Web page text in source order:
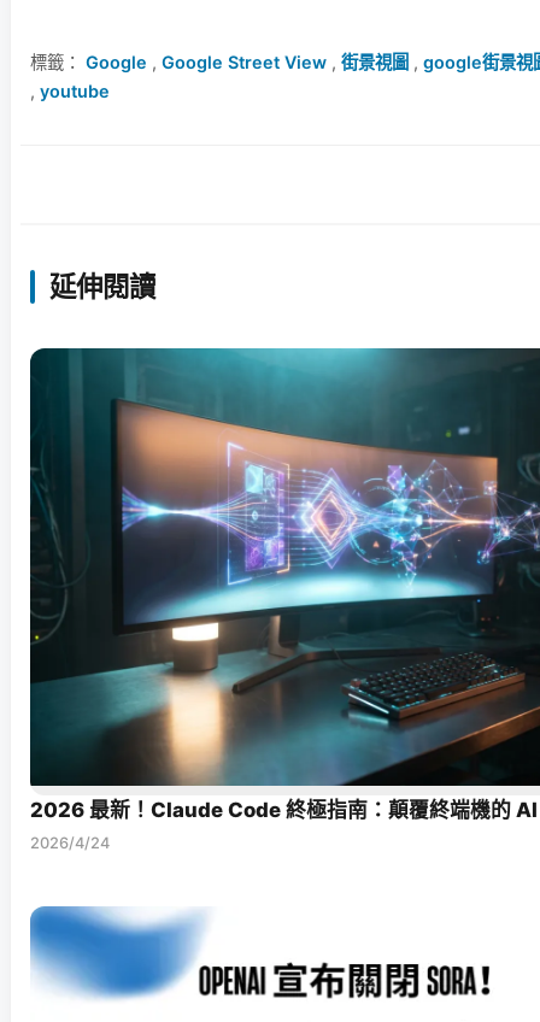
標籤： Google , Google Street View , 街景視圖 , google街景視
, youtube
延伸閱讀
2026 最新！Claude Code 終極指南：顛覆終端機的 AI
2026/4/24